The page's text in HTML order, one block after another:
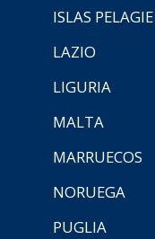
ISLAS PELAGIE
LAZIO
LIGURIA
MALTA
MARRUECOS
NORUEGA
PUGLIA